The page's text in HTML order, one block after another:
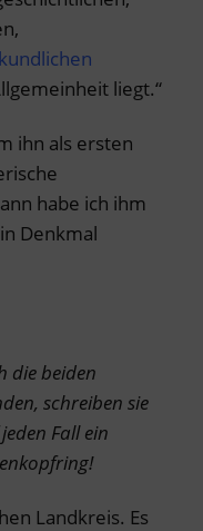
liegt.“
ihn als ersten
habe ich ihm
Denkmal
die beiden
schreiben sie
Fall ein
Landkreis. Es